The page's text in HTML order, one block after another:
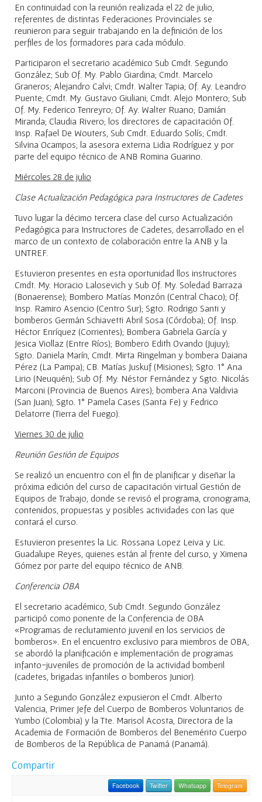
En continuidad con la reunión realizada el 22 de julio,
referentes de distintas Federaciones Provinciales se
reunieron para seguir trabajando en la definición de los
perfiles de los formadores para cada módulo.
Participaron el secretario académico Sub Cmdt. Segundo
González; Sub Of. My. Pablo Giardina; Cmdt. Marcelo
Graneros; Alejandro Calvi; Cmdt. Walter Tapia; Of. Ay. Leandro
Puente; Cmdt. My. Gustavo Giuliani; Cmdt. Alejo Montero; Sub
Of. My. Federico Tenreyro; Of. Ay. Walter Ruano; Damián
Miranda; Claudia Rivero; los directores de capacitación Of.
Insp. Rafael De Wouters, Sub Cmdt. Eduardo Solís; Cmdt.
Silvina Ocampos; la asesora externa Lidia Rodríguez y por
parte del equipo técnico de ANB Romina Guarino.
Miércoles 28 de julio
Clase Actualización Pedagógica para Instructores de Cadetes
Tuvo lugar la décimo tercera clase del curso Actualización
Pedagógica para Instructores de Cadetes, desarrollado en el
marco de un contexto de colaboración entre la ANB y la
UNTREF.
Estuvieron presentes en esta oportunidad llos instructores
Cmdt. My. Horacio Lalosevich y Sub Of. My. Soledad Barraza
(Bonaerense); Bombero Matías Monzón (Central Chaco); Of.
Insp. Ramiro Asencio (Centro Sur); Sgto. Rodrigo Santi y
bomberos Germán Schiavetti Abril Sosa (Córdoba); Of. Insp.
Héctor Enríquez (Corrientes); Bombera Gabriela García y
Jesica Viollaz (Entre Ríos); Bombero Edith Ovando (Jujuy);
Sgto. Daniela Marín, Cmdt. Mirta Ringelman y bombera Daiana
Pérez (La Pampa); CB. Matías Juskuf (Misiones); Sgto. 1° Ana
Lirio (Neuquén); Sub Of. My. Néstor Fernández y Sgto. Nicolás
Marconi (Provincia de Buenos Aires); bombera Ana Valdivia
(San Juan); Sgto. 1° Pamela Cases (Santa Fe) y Fedrico
Delatorre (Tierra del Fuego).
Viernes 30 de julio
Reunión Gestión de Equipos
Se realizó un encuentro con el fin de planificar y diseñar la
próxima edición del curso de capacitación virtual Gestión de
Equipos de Trabajo, donde se revisó el programa, cronograma,
contenidos, propuestas y posibles actividades con las que
contará el curso.
Estuvieron presentes la Lic. Rossana Lopez Leiva y Lic.
Guadalupe Reyes, quienes están al frente del curso, y Ximena
Gómez por parte del equipo técnico de ANB.
Conferencia OBA
El secretario académico, Sub Cmdt. Segundo González
participó como ponente de la Conferencia de OBA
«Programas de reclutamiento juvenil en los servicios de
bomberos». En el encuentro exclusivo para miembros de OBA,
se abordó la planificación e implementación de programas
infanto-juveniles de promoción de la actividad bomberil
(cadetes, brigadas infantiles o bomberos Junior).
Junto a Segundo González expusieron el Cmdt. Alberto
Valencia, Primer Jefe del Cuerpo de Bomberos Voluntarios de
Yumbo (Colombia) y la Tte. Marisol Acosta, Directora de la
Academia de Formación de Bomberos del Benemérito Cuerpo
de Bomberos de la República de Panamá (Panamá).
Compartir
Facebook Twitter Whatsapp Telegram